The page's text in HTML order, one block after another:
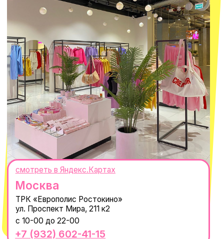
ИП Проворный Алексей Алексеевич
ИНН 667114098580
Telegram
WhatsApp
8 800 550-06-92
macrocosm_store@mail.ru
КОНТАКТЫ
Оплата долями
Size guide
Обмен и возврат
Вакансии
Реквизиты
Магазины
Наши путешествия
Наши проекты
© 2021-2025 Macrocosm ®
Оферта
Пользовательское соглашение
Политика обработки персональных
данных